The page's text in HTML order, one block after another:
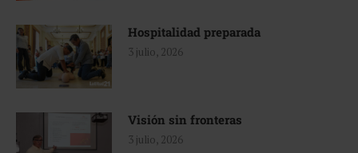
Hospitalidad preparada
3 julio, 2026
Visión sin fronteras
3 julio, 2026